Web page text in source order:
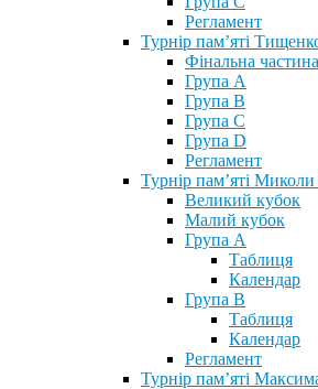
Регламент
Турнір пам’яті
Фінальна частина
Група А
Група В
Група С
Група D
Регламент
Турнір пам’яті
Великий кубок
Малий кубок
Група А
Таблиця
Календар
Група В
Таблиця
Календар
Регламент
Турнір пам’яті